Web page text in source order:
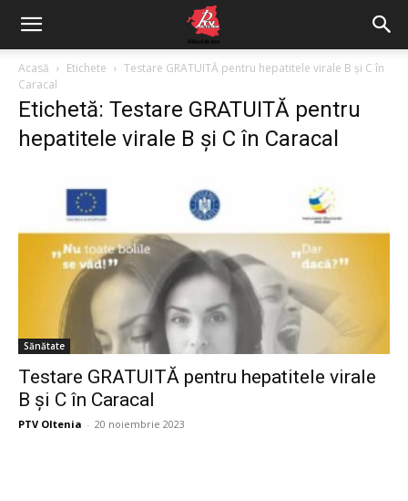
Acasă Etichete
Testare GRATUITĂ pentru hepatitele virale B și C în
Caracal
Etichetă: Testare GRATUITĂ pentru
hepatitele virale B și C în Caracal
Sănătate
Testare GRATUITĂ pentru hepatitele virale
B și C în Caracal
PTV Oltenia - 20 noiembrie 2023